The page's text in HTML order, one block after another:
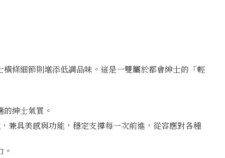
條細節則增添低調品味。這是一雙屬於都會紳士的「輕
紳士氣質。
兼具美感與功能，穩定支撐每一次前進，從容應對各種